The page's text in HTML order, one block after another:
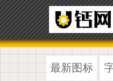
最新图标